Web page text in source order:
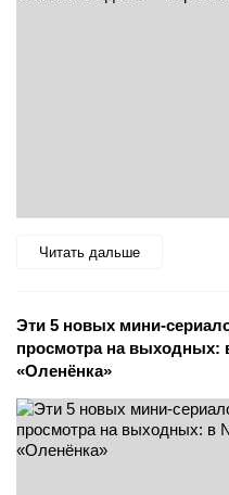
Читать дальше
Эти 5 новых мини-
просмотра на
«Оленёнка»